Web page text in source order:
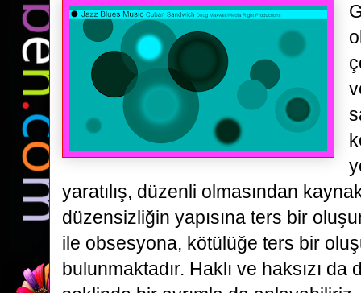
yaratılış, düzenli olmasından
düzensizliğin yapısına ters bir
ile obsesyona, kötülüğe ters bir
bulunmaktadır. Haklı ve haksızı